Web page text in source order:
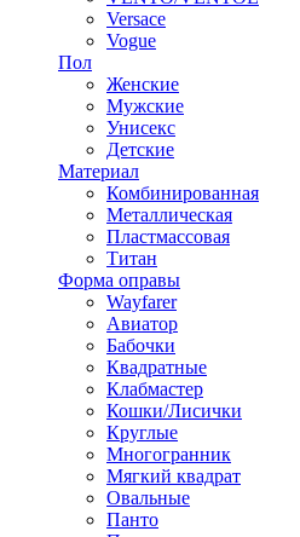
Versace
Vogue
Пол
Женские
Мужские
Унисекс
Детские
Материал
Комбинированная
Металлическая
Пластмассовая
Титан
Форма оправы
Wayfarer
Авиатор
Бабочки
Квадратные
Клабмастер
Кошки/Лисички
Круглые
Многогранник
Мягкий квадрат
Овальные
Панто